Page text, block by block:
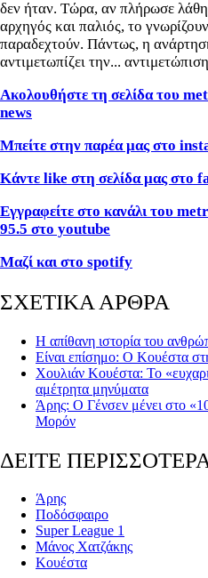
δεν ήταν. Τώρα, αν πλήρωσε
αρχηγός και παλιός, το
παραδεχτούν. Πάντως, η
αντιμετωπίζει την...
Ακολουθήστε τη σελίδα του
news
Μπείτε στην παρέα μας στο
Κάντε like στη σελίδα μας στο
Εγγραφείτε στο κανάλι του
95.5 στο youtube
Μαζί και στο spotify
ΣΧΕΤΙΚΑ ΑΡΘΡΑ
Η απίθανη ιστορία του
Είναι επίσημο: Ο Κουέστα
Χουλιάν Κουέστα: Το
αμέτρητα μηνύματα
Άρης: Ο Γένσεν μένει στο
Μορόν
ΔΕΙΤΕ
Άρης
Ποδόσφαιρο
Super League 1
Μάνος Χατζάκης
Κουέστα